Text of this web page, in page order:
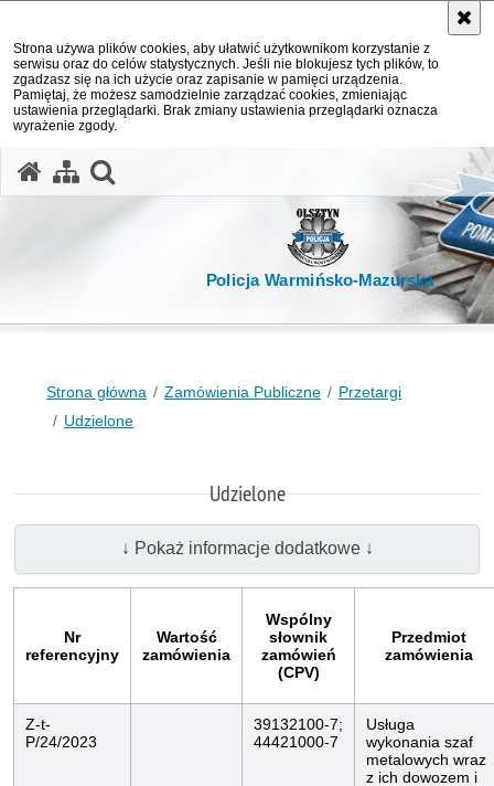
Strona używa plików cookies, aby ułatwić użytkownikom korzystanie z
serwisu oraz do celów statystycznych. Jeśli nie blokujesz tych plików, to
zgadzasz się na ich użycie oraz zapisanie w pamięci urządzenia.
Pamiętaj, że możesz samodzielnie zarządzać cookies, zmieniając
ustawienia przeglądarki. Brak zmiany ustawienia przeglądarki oznacza
wyrażenie zgody.
Policja Warmińsko-Mazurska
Strona główna Zamówienia Publiczne
Przetargi
Udzielone
Udzielone
↓ Pokaż informacje dodatkowe ↓
Nr
referencyjny
Wartość
zamówienia
Wspólny
słownik
zamówień
(CPV)
Przedmiot
zamówienia
Z-t-
P/24/2023
39132100-7;
44421000-7
Usługa
wykonania szaf
metalowych wraz
z ich dowozem i